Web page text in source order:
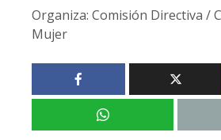
Organiza: Comisión Directiva /
Mujer